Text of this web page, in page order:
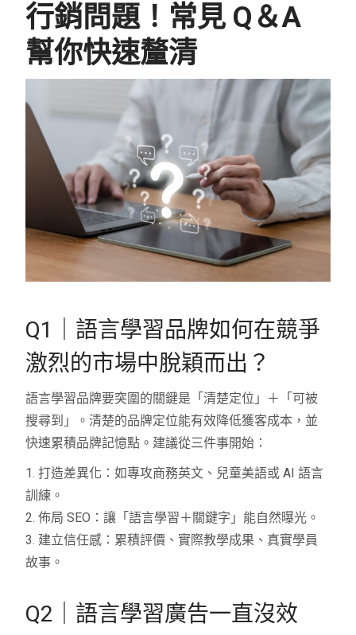
行銷問題！常見 Q＆A
幫你快速釐清
Q1｜語言學習品牌如何在競爭
激烈的市場中脫穎而出？
語言學習品牌要突圍的關鍵是「清楚定位」＋「可被
搜尋到」。清楚的品牌定位能有效降低獲客成本，並
快速累積品牌記憶點。建議從三件事開始：
1. 打造差異化：如專攻商務英文、兒童美語或 AI 語言
訓練。
2. 佈局 SEO：讓「語言學習＋關鍵字」能自然曝光。
3. 建立信任感：累積評價、實際教學成果、真實學員
故事。
Q2｜語言學習廣告一直沒效